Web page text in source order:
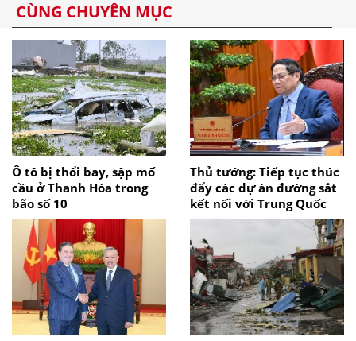
CÙNG CHUYÊN MỤC
Ô tô bị thổi bay, sập mố
cầu ở Thanh Hóa trong
bão số 10
Thủ tướng: Tiếp tục thúc
đẩy các dự án đường sắt
kết nối với Trung Quốc